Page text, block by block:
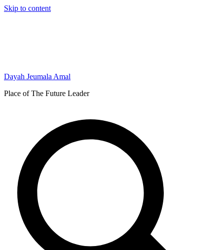
Skip to content
Dayah Jeumala Amal
Place of The Future Leader